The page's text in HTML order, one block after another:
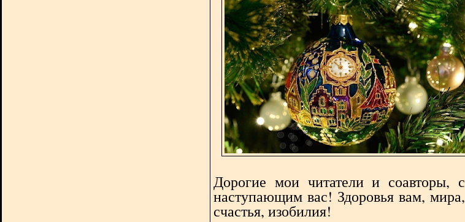
Дорогие мои читатели и соавторы, с
наступающим вас! Здоровья вам, мира,
счастья, изобилия!